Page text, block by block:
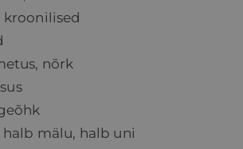
kroonilised
nõrk
halb mälu, halb uni